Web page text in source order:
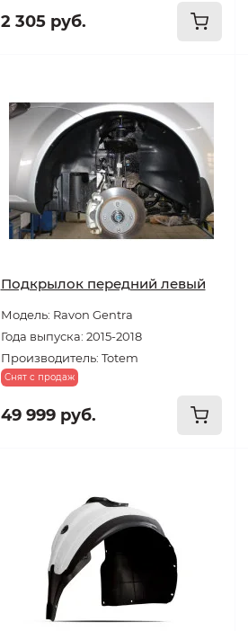
2 305 руб.
Подкрылок передний левый
Модель: Ravon Gentra
Года выпуска: 2015-2018
Производитель: Totem
Снят с продаж
49 999 руб.